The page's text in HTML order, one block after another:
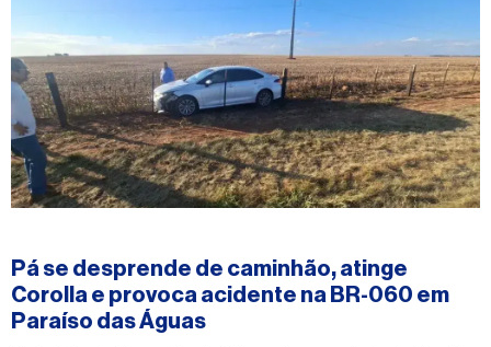
Pá se desprende de caminhão, atinge
Corolla e provoca acidente na BR-060 em
Paraíso das Águas